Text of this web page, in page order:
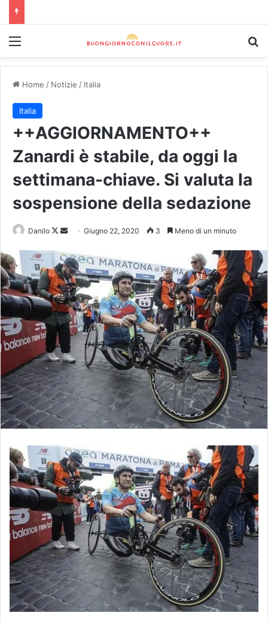
Home / Notizie / Italia
Italia
++AGGIORNAMENTO++
Zanardi è stabile, da oggi la
settimana-chiave. Si valuta la
sospensione della sedazione
Danilo Giugno 22, 2020 3 Meno di un minuto